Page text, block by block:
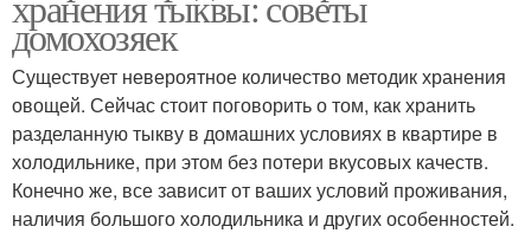
домохозяек
Существует невероятное количество методик хранения
овощей. Сейчас стоит поговорить о том, как хранить
разделанную тыкву в домашних условиях в квартире в
холодильнике, при этом без потери вкусовых качеств.
Конечно же, все зависит от ваших условий проживания,
наличия большого холодильника и других особенностей.